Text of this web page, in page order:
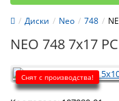
Диски Neo 748
NEO 748 7x17
Снят с производства!